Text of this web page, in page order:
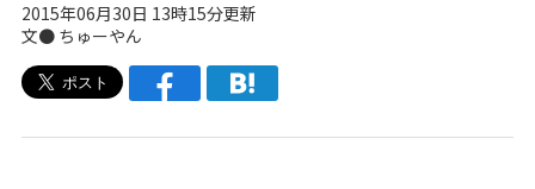
2015年06月30日 13時15分更新
文● ちゅーやん